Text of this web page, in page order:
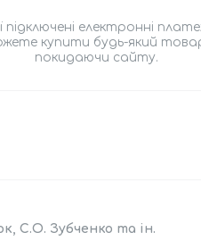
підключені електронні
купити будь-який
покидаючи сайту.
С.О. Зубченко та ін.